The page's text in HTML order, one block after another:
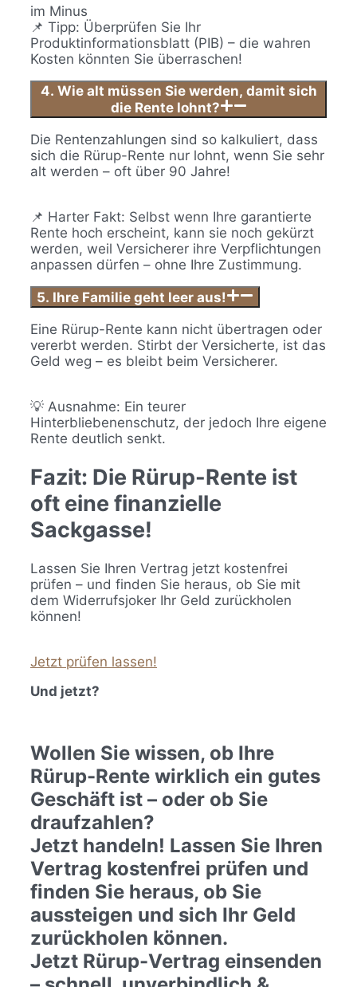
im Minus
📌 Tipp: Überprüfen Sie Ihr
Produktinformationsblatt (PIB) – die wahren
Kosten könnten Sie überraschen!
4. Wie alt müssen Sie werden, damit sich
die Rente lohnt?
Die Rentenzahlungen sind so kalkuliert, dass
sich die Rürup-Rente nur lohnt, wenn Sie sehr
alt werden – oft über 90 Jahre!
📌 Harter Fakt: Selbst wenn Ihre garantierte
Rente hoch erscheint, kann sie noch gekürzt
werden, weil Versicherer ihre Verpflichtungen
anpassen dürfen – ohne Ihre Zustimmung.
5. Ihre Familie geht leer aus!
Eine Rürup-Rente kann nicht übertragen oder
vererbt werden. Stirbt der Versicherte, ist das
Geld weg – es bleibt beim Versicherer.
💡 Ausnahme: Ein teurer
Hinterbliebenenschutz, der jedoch Ihre eigene
Rente deutlich senkt.
Fazit: Die Rürup-Rente ist
oft eine finanzielle
Sackgasse!
Lassen Sie Ihren Vertrag jetzt kostenfrei
prüfen – und finden Sie heraus, ob Sie mit
dem Widerrufsjoker Ihr Geld zurückholen
können!
Jetzt prüfen lassen!
Und jetzt?
Wollen Sie wissen, ob Ihre
Rürup-Rente wirklich ein gutes
Geschäft ist – oder ob Sie
draufzahlen?
Jetzt handeln! Lassen Sie Ihren
Vertrag kostenfrei prüfen und
finden Sie heraus, ob Sie
aussteigen und sich Ihr Geld
zurückholen können.
Jetzt Rürup-Vertrag einsenden